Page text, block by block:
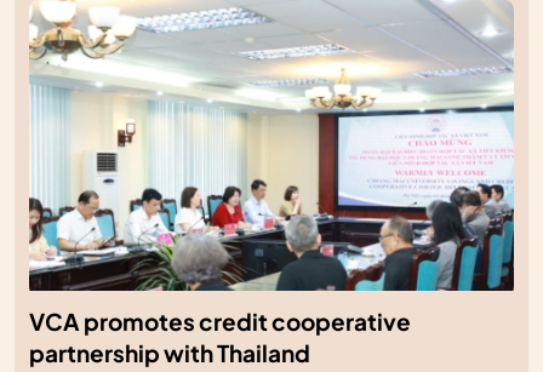
VCA promotes credit cooperative
partnership with Thailand